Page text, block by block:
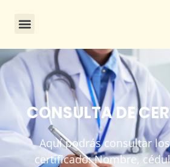
CONSULTA DE
Aquí podrás consultar
certificado: Nombre,